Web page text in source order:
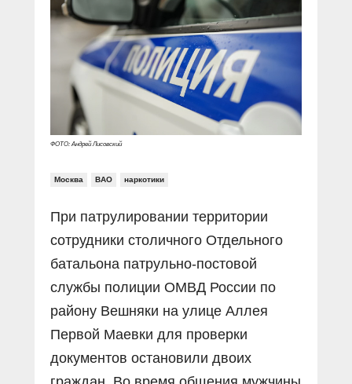
Социальные ролики
Документальные фильмы
Прямой разговор
В знании сила
Специальный репортаж
КиберПОСТОВОЙ
Газета «Щит и меч»
Журнал «Полиция России»
О ПОРТАЛЕ
Контакты
Вакансии
ФОТО: Андрей Лисовский
Москва ВАО наркотики
При патрулировании территории
сотрудники столичного Отдельного
батальона патрульно-постовой
службы полиции ОМВД России по
району Вешняки на улице Аллея
Первой Маевки для проверки
документов остановили двоих